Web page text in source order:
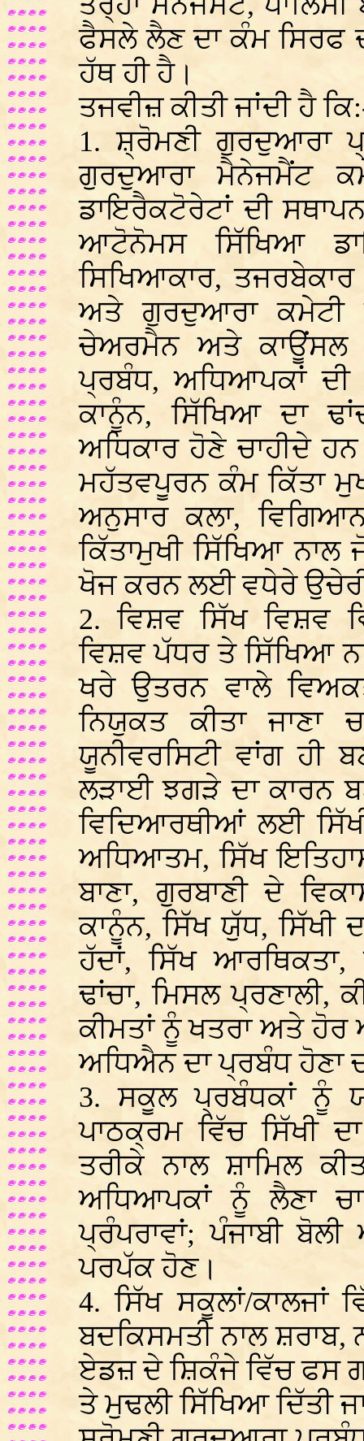
ਫੈਸਲੇ ਲੈਣ ਦਾ ਕੰਮ ਸਿਰਫ
ਹੱਥ ਹੀ ਹੈ।
ਤਜਵੀਜ਼ ਕੀਤੀ ਜਾਂਦੀ ਹੈ
1. ਸ਼੍ਰੋਮਣੀ ਗੁਰਦੁਆਰਾ
ਗੁਰਦੁਆਰਾ ਮੈਨੇਜਮੈਂਟ
ਡਾਇਰੈਕਟੋਰੇਟਾਂ ਦੀ
ਆਟੋਨੋਮਸ ਸਿੱਖਿਆ
ਸਿਖਿਆਕਾਰ,
ਅਤੇ ਗੁਰਦੁਆਰਾ ਕਮੇਟੀ
ਚੇਅਰਮੈਨ ਅਤੇ ਕਾਊਂਸਲ
ਪ੍ਰਬੰਧ, ਅਧਿਆਪਕਾਂ ਦੀ
ਕਾਨੂੰਨ, ਸਿੱਖਿਆ ਦਾ
ਅਧਿਕਾਰ ਹੋਣੇ ਚਾਹੀਦੇ
ਮਹੱਤਵਪੂਰਨ ਕੰਮ ਕਿੱਤਾ
ਅਨੁਸਾਰ ਕਲਾ,
ਕਿੱਤਾਮੁਖੀ ਸਿੱਖਿਆ
ਖੋਜ ਕਰਨ ਲਈ ਵਧੇਰੇ ਉਚੇਰੀ
2. ਵਿਸ਼ਵ ਸਿੱਖ ਵਿਸ਼ਵ
ਵਿਸ਼ਵ ਪੱਧਰ ਤੇ ਸਿੱਖਿਆ
ਖਰੇ ਉਤਰਨ ਵਾਲੇ
ਨਿਯੁਕਤ ਕੀਤਾ
ਯੂਨੀਵਰਸਿਟੀ ਵਾਂਗ
ਲੜਾਈ ਝਗੜੇ ਦਾ ਕਾਰਨ
ਵਿਦਿਆਰਥੀਆਂ ਲਈ
ਅਧਿਆਤਮ, ਸਿੱਖ
ਬਾਣਾ, ਗੁਰਬਾਣੀ ਦੇ
ਕਾਨੂੰਨ, ਸਿੱਖ ਯੁੱਧ, ਸਿੱਖੀ
ਹੱਦਾਂ, ਸਿੱਖ
ਢਾਂਚਾ, ਮਿਸਲ ਪ੍ਰਣਾਲੀ,
ਕੀਮਤਾਂ ਨੂੰ ਖਤਰਾ ਅਤੇ ਹੋਰ
ਅਧਿਐਨ ਦਾ ਪ੍ਰਬੰਧ ਹੋਣਾ
3. ਸਕੂਲ ਪ੍ਰਬੰਧਕਾਂ ਨੂੰ
ਪਾਠਕ੍ਰਮ ਵਿੱਚ ਸਿੱਖੀ
ਤਰੀਕੇ ਨਾਲ ਸ਼ਾਮਿਲ
ਅਧਿਆਪਕਾਂ ਨੂੰ ਲੈਣਾ
ਪ੍ਰੰਪਰਾਵਾਂ; ਪੰਜਾਬੀ
ਪਰਪੱਕ ਹੋਣ।
4. ਸਿੱਖ ਸਕੂਲਾਂ/
ਬਦਕਿਸਮਤੀ ਨਾਲ
ਏਡਜ਼ ਦੇ ਸ਼ਿਕੰਜੇ ਵਿੱਚ ਫਸ
ਤੇ ਮੁਢਲੀ ਸਿੱਖਿਆ ਦਿੱਤੀ